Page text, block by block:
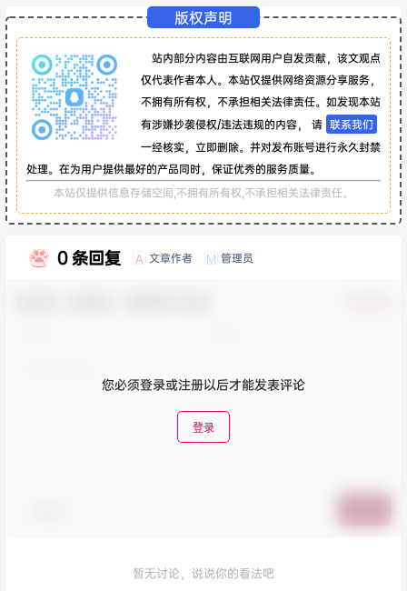
版权声明
站内部分内容由互联网用户自发贡献，该文观点
仅代表作者本人。本站仅提供网络资源分享服务，
不拥有所有权，不承担相关法律责任。如发现本站
有涉嫌抄袭侵权/违法违规的内容， 请 联系我们
一经核实，立即删除。并对发布账号进行永久封禁
处理。在为用户提供最好的产品同时，保证优秀的服务质量。
本站仅提供信息存储空间,不拥有所有权,不承担相关法律责任。
0 条回复 A 文章作者 M 管理员
您必须登录或注册以后才能发表评论
登录
暂无讨论，说说你的看法吧